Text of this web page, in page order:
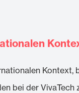
bei der